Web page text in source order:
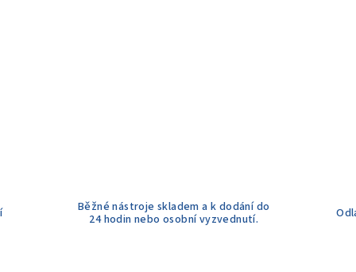
Běžné nástroje skladem a k dodání do
24 hodin nebo osobní vyzvednutí.